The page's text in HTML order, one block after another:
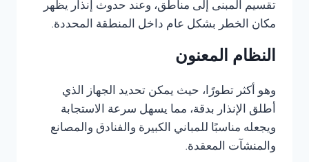
تقسيم المبنى إلى مناطق، وعند حدوث إنذار يظهر
مكان الخطر بشكل عام داخل المنطقة المحددة.
النظام المعنون
وهو أكثر تطورًا، حيث يمكن تحديد الجهاز الذي
أطلق الإنذار بدقة، مما يسهل سرعة الاستجابة
ويجعله مناسبًا للمباني الكبيرة والفنادق والمصانع
والمنشآت المعقدة.